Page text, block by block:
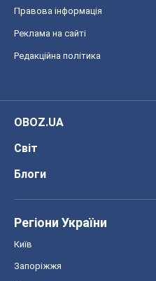
Правова інформація
Реклама на сайті
Редакційна політика
OBOZ.UA
Світ
Блоги
Регіони України
Київ
Запоріжжя